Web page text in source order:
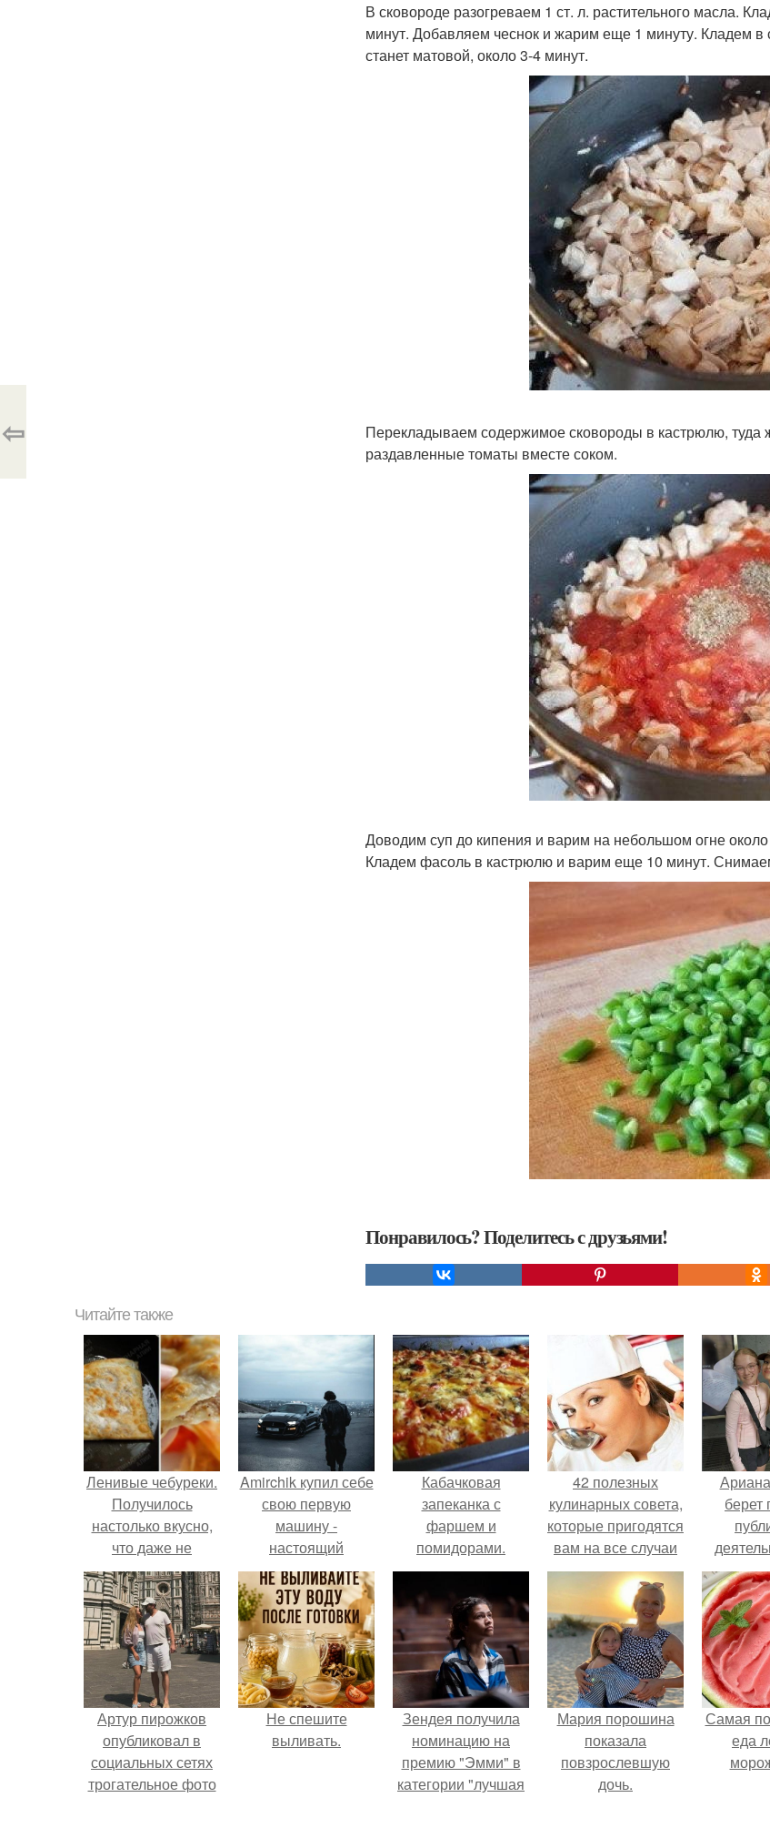
В сковороде разогреваем 1 ст. л. растительного масла.
минут. Добавляем чеснок и жарим еще 1 минуту. Кладем
станет матовой, около 3-4 минут.
Перекладываем содержимое сковороды в кастрюлю, туда
раздавленные томаты вместе соком.
Доводим суп до кипения и варим на небольшом огне
Кладем фасоль в кастрюлю и варим еще 10 минут.
Понравилось? Поделитесь с друзьями!
⇦
Читайте также
Ленивые чебуреки.
Получилось
настолько вкусно,
что даже не
ожидала!
Amirchik купил себе
свою первую
машину -
настоящий
автомобиль мечты
для многих
автолюбителей.
Кабачковая
запеканка с
фаршем и
помидорами.
42 полезных
кулинарных совета,
которые пригодятся
вам на все случаи
жизни.
берет
фоне
своем
Артур пирожков
опубликовал в
социальных сетях
трогательное фото
Не спешите
выливать.
Зендея получила
номинацию на
премию "Эмми" в
категории "лучшая
Мария порошина
показала
повзрослевшую
дочь.
Самая
еда